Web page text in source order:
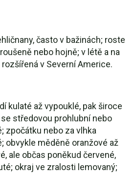
často v bažinách; roste
nebo hojně; v létě a na
v Severní Americe.
kulaté až vypouklé, pak široce
středovou prohlubní nebo
zpočátku nebo za vlhka
obvykle měděně oranžové až
ale občas poněkud červené,
okraj ve zralosti lemovaný;